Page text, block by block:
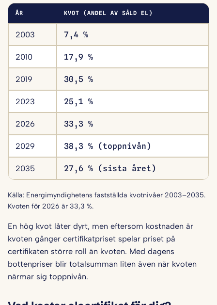
ÅR KVOT (ANDEL AV SÅLD EL)
2003 7,4 %
2010 17,9 %
2019 30,5 %
2023 25,1 %
2026 33,3 %
2029 38,3 % (toppnivån)
2035 27,6 % (sista året)
Källa: Energimyndighetens fastställda kvotnivåer 2003–2035.
Kvoten för 2026 är 33,3 %.
En hög kvot låter dyrt, men eftersom kostnaden är
kvoten gånger certifikatpriset spelar priset på
certifikaten större roll än kvoten. Med dagens
bottenpriser blir totalsumman liten även när kvoten
närmar sig toppnivån.